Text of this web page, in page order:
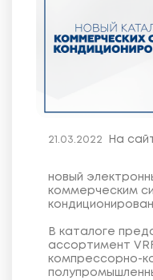
21.03.2022
новый
коммерческим
В каталоге
ассортимент
компрессорно-